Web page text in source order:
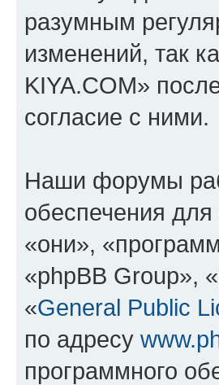
разумным
изменений, так
KIYA.COM»
согласие с ними.
Наши форумы
обеспечения
«они»,
«phpBB Group»,
«General Public
по адресу
программного